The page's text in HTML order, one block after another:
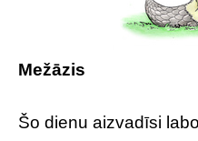
Mežāzis
Šo dienu aizvadīsi